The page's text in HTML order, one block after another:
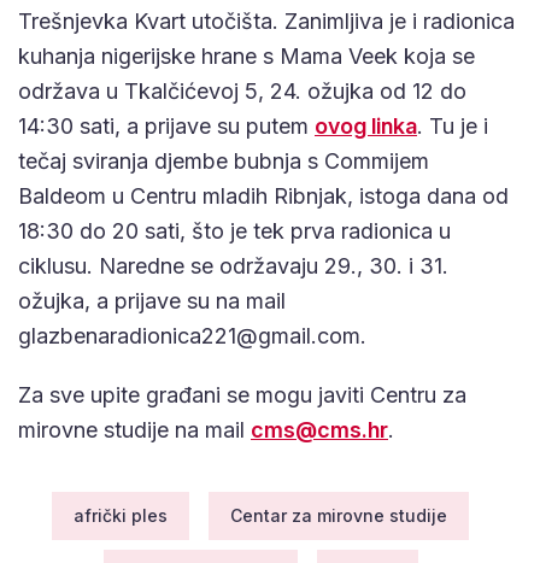
Trešnjevka Kvart utočišta. Zanimljiva je i radionica
kuhanja nigerijske hrane s Mama Veek koja se
održava u Tkalčićevoj 5, 24. ožujka od 12 do
14:30 sati, a prijave su putem ovog linka. Tu je i
tečaj sviranja djembe bubnja s Commijem
Baldeom u Centru mladih Ribnjak, istoga dana od
18:30 do 20 sati, što je tek prva radionica u
ciklusu. Naredne se održavaju 29., 30. i 31.
ožujka, a prijave su na mail
glazbenaradionica221@gmail.com.
Za sve upite građani se mogu javiti Centru za
mirovne studije na mail cms@cms.hr.
afrički ples Centar za mirovne studije